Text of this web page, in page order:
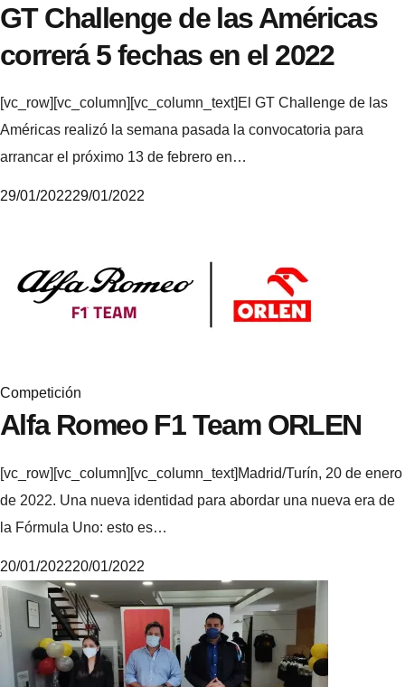
GT Challenge de las Américas
correrá 5 fechas en el 2022
[vc_row][vc_column][vc_column_text]El GT Challenge de las
Américas realizó la semana pasada la convocatoria para
arrancar el próximo 13 de febrero en…
29/01/202229/01/2022
Competición
Alfa Romeo F1 Team ORLEN
[vc_row][vc_column][vc_column_text]Madrid/Turín, 20 de enero
de 2022. Una nueva identidad para abordar una nueva era de
la Fórmula Uno: esto es…
M
i
20/01/202220/01/2022